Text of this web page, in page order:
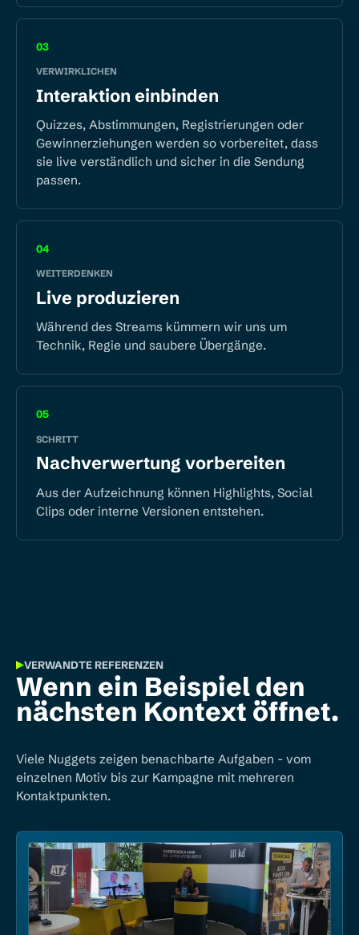
03
VERWIRKLICHEN
Interaktion einbinden
Quizzes, Abstimmungen, Registrierungen oder
Gewinnerziehungen werden so vorbereitet, dass
sie live verständlich und sicher in die Sendung
passen.
04
WEITERDENKEN
Live produzieren
Während des Streams kümmern wir uns um
Technik, Regie und saubere Übergänge.
05
SCHRITT
Nachverwertung vorbereiten
Aus der Aufzeichnung können Highlights, Social
Clips oder interne Versionen entstehen.
VERWANDTE REFERENZEN
Wenn ein Beispiel den
nächsten Kontext öffnet.
Viele Nuggets zeigen benachbarte Aufgaben - vom
einzelnen Motiv bis zur Kampagne mit mehreren
Kontaktpunkten.